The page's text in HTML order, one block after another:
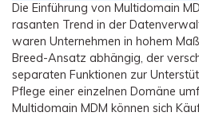
Die Einführung von Multidomain
rasanten Trend in der
waren Unternehmen in hohem
Breed-Ansatz abhängig, der
separaten Funktionen zur
Pflege einer einzelnen Domäne
Multidomain MDM können sich